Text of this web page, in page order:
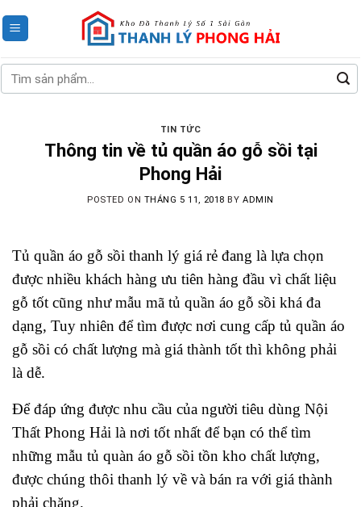
to
Tìm
kiếm:
TIN TỨC
Thông tin về tủ quần áo gỗ sồi tại
Phong Hải
POSTED ON THÁNG 5 11, 2018 BY ADMIN
Tủ quần áo gỗ sồi thanh lý giá rẻ đang là lựa chọn
được nhiều khách hàng ưu tiên hàng đầu vì chất liệu
gỗ tốt cũng như mẫu mã tủ quần áo gỗ sồi khá đa
dạng, Tuy nhiên để tìm được nơi cung cấp tủ quần áo
gỗ sồi có chất lượng mà giá thành tốt thì không phải
là dễ.
Để đáp ứng được nhu cầu của người tiêu dùng Nội
Thất Phong Hải là nơi tốt nhất để bạn có thể tìm
những mẫu tủ quàn áo gỗ sồi tồn kho chất lượng,
được chúng thôi thanh lý về và bán ra với giá thành
phải chăng.